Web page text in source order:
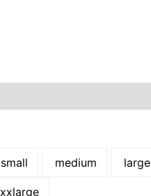
small medium large
xxlarge